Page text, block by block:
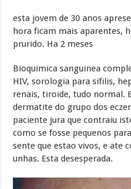
esta jovem de 30 anos
hora ficam mais aparentes,
prurido. Ha 2 meses
Bioquimica sanguinea
HIV, sorologia para sifilis,
renais, tiroide, tudo normal.
dermatite do grupo dos
paciente jura que contraiu
como se fosse pequenos
sente que estao vivos, e ate
unhas. Esta desesperada.